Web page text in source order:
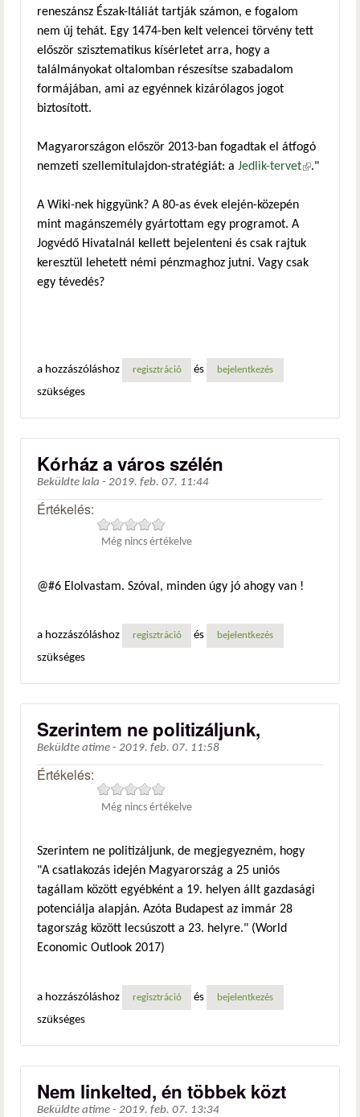
reneszánsz Észak-Itáliát tartják számon, e fogalom
nem új tehát. Egy 1474-ben kelt velencei törvény tett
először szisztematikus kísérletet arra, hogy a
találmányokat oltalomban részesítse szabadalom
formájában, ami az egyénnek kizárólagos jogot
biztosított.
Magyarországon először 2013-ban fogadtak el átfogó
nemzeti szellemitulajdon-stratégiát: a Jedlik-tervet(külső
."
A Wiki-nek higgyünk? A 80-as évek elején-közepén
mint magánszemély gyártottam egy programot. A
Jogvédő Hivatalnál kellett bejelenteni és csak rajtuk
keresztül lehetett némi pénzmaghoz jutni. Vagy csak
egy tévedés?
a hozzászóláshoz regisztráció és bejelentkezés
szükséges
Kórház a város szélén
Beküldte lala - 2019. feb. 07. 11:44
Értékelés:
Még nincs értékelve
@#6 Elolvastam. Szóval, minden úgy jó ahogy van !
a hozzászóláshoz regisztráció és bejelentkezés
szükséges
Szerintem ne politizáljunk,
Beküldte atime - 2019. feb. 07. 11:58
Értékelés:
Még nincs értékelve
Szerintem ne politizáljunk, de megjegyezném, hogy
"A csatlakozás idején Magyarország a 25 uniós
tagállam között egyébként a 19. helyen állt gazdasági
potenciálja alapján. Azóta Budapest az immár 28
tagország között lecsúszott a 23. helyre." (World
Economic Outlook 2017)
a hozzászóláshoz regisztráció és bejelentkezés
szükséges
Nem linkelted, én többek közt
Beküldte atime - 2019. feb. 07. 13:34